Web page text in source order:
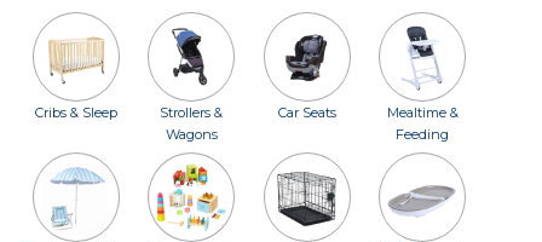
Cribs & Sleep
Strollers &
Wagons
Car Seats
Mealtime &
Feeding